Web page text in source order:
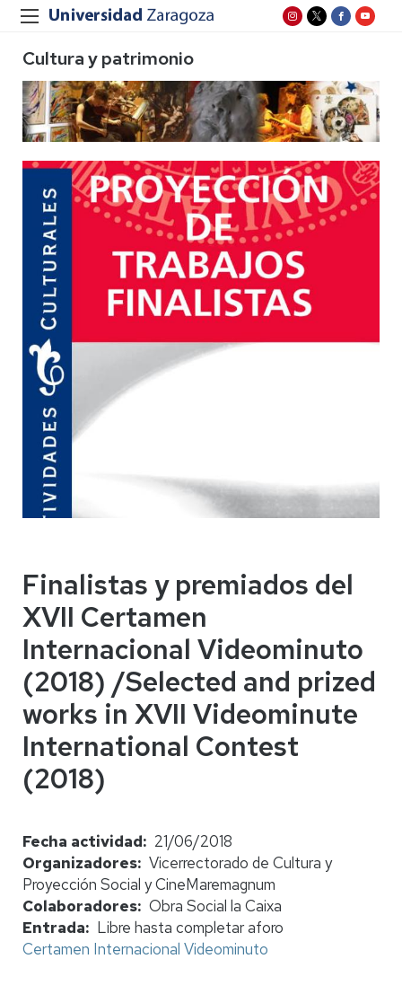
Cultura y patrimonio
Finalistas y premiados del
XVII Certamen
Internacional Videominuto
(2018) /Selected and prized
works in XVII Videominute
International Contest
(2018)
Fecha actividad
21/06/2018
Organizadores Vicerrectorado de Cultura y
Proyección Social y CineMaremagnum
Colaboradores Obra Social la Caixa
Entrada
Libre hasta completar aforo
Certamen Internacional Videominuto